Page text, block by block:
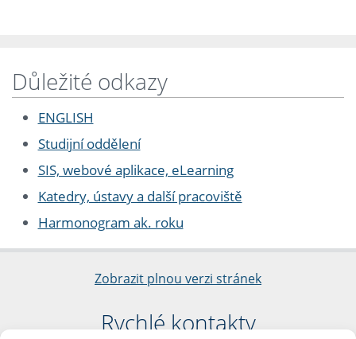
Důležité odkazy
ENGLISH
Studijní oddělení
SIS, webové aplikace, eLearning
Katedry, ústavy a další pracoviště
Harmonogram ak. roku
Zobrazit plnou verzi stránek
Rychlé kontakty